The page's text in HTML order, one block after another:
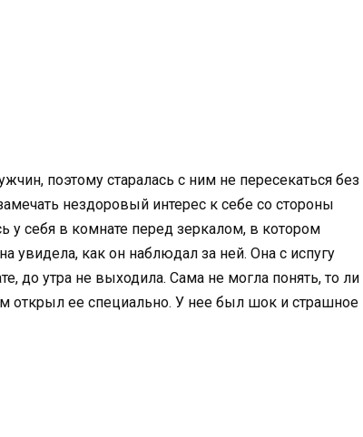
поэтому старалась с ним не пересекаться без
нездоровый интерес к себе со стороны
у себя в комнате перед зеркалом, в котором
увидела, как он наблюдал за ней. Она с испугу
до утра не выходила. Сама не могла понять, то ли
открыл ее специально. У нее был шок и страшное